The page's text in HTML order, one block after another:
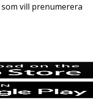
vill prenumerera